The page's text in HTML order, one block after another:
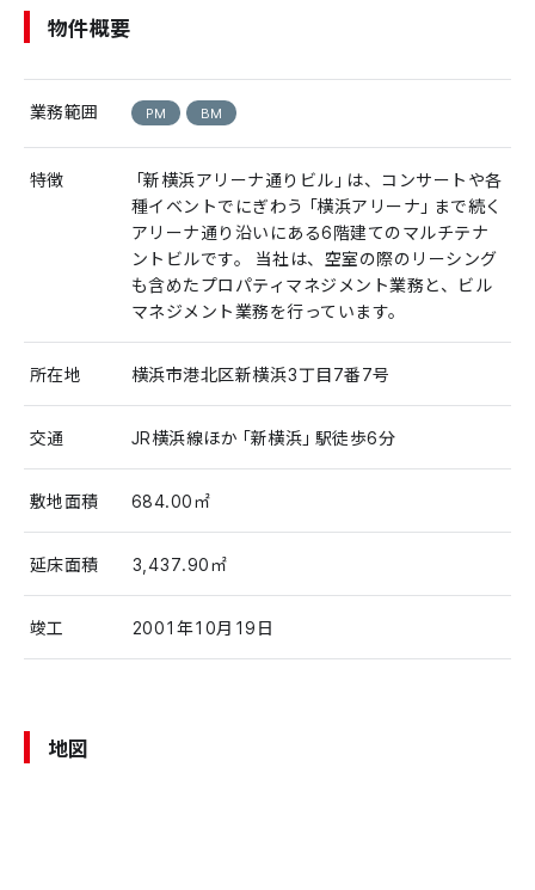
物件概要
業務範囲 PM BM
特徴
「新横浜アリーナ通りビル」は、コンサートや各
種イベントでにぎわう「横浜アリーナ」まで続く
アリーナ通り沿いにある6階建てのマルチテナ
ントビルです。 当社は、空室の際のリーシング
も含めたプロパティマネジメント業務と、ビル
マネジメント業務を行っています。
所在地 横浜市港北区新横浜3丁目7番7号
交通 JR横浜線ほか「新横浜」駅徒歩6分
敷地面積 684.00㎡
延床面積 3,437.90㎡
竣工 2001年10月19日
地図